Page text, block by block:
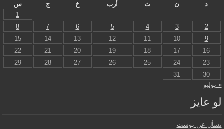
د
ن ث أرب خ ج
س
1
2
3
4
5
6
7
8
9
10
11
12
13
14
15
16
17
18
19
20
21
22
23
24
25
26
27
28
29
30
31
« يوليو
لو عايز
تسأل عن بوست